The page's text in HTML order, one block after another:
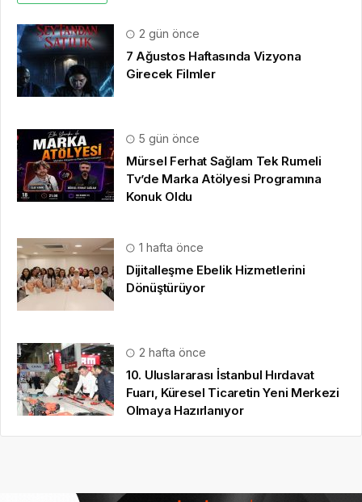
2 gün önce
7 Ağustos Haftasında Vizyona
Girecek Filmler
5 gün önce
Mürsel Ferhat Sağlam Tek Rumeli
Tv’de Marka Atölyesi Programına
Konuk Oldu
1 hafta önce
Dijitalleşme Ebelik Hizmetlerini
Dönüştürüyor
2 hafta önce
10. Uluslararası İstanbul Hırdavat
Fuarı, Küresel Ticaretin Yeni Merkezi
Olmaya Hazırlanıyor